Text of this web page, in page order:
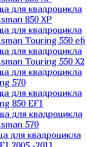
для квадроцикла
850 XP
для квадроцикла
Touring 550 efi
для квадроцикла
Touring 550 X2
для квадроцикла
570
для квадроцикла
850 EFI
для квадроцикла
570
для квадроцикла